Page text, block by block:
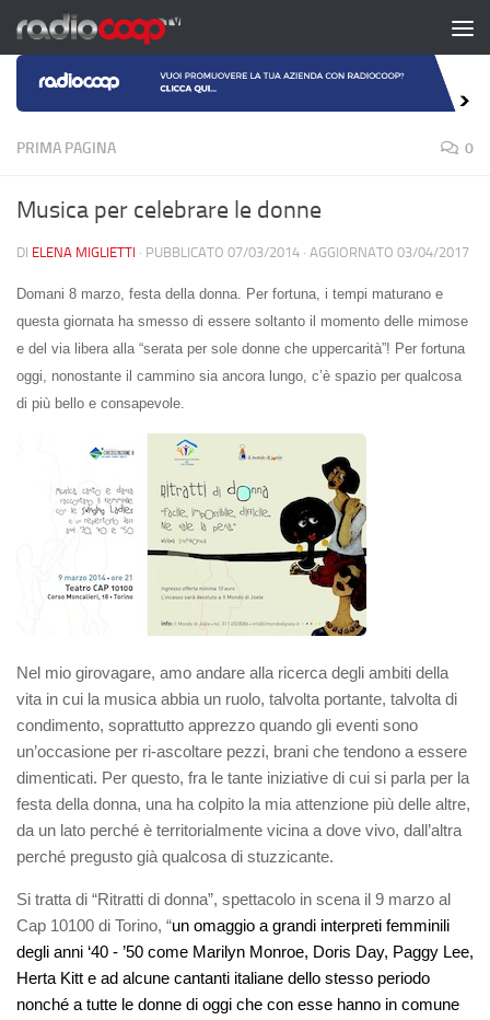
Salta al contenuto
PRIMA PAGINA 0
Musica per celebrare le donne
DI ELENA MIGLIETTI · PUBBLICATO 07/03/2014 · AGGIORNATO 03/04/2017
Domani 8 marzo, festa della donna. Per fortuna, i tempi maturano e
questa giornata ha smesso di essere soltanto il momento delle mimose
e del via libera alla “serata per sole donne che uppercarità”! Per fortuna
oggi, nonostante il cammino sia ancora lungo, c’è spazio per qualcosa
di più bello e consapevole.
Nel mio girovagare, amo andare alla ricerca degli ambiti della
vita in cui la musica abbia un ruolo, talvolta portante, talvolta di
condimento, soprattutto apprezzo quando gli eventi sono
un’occasione per ri-ascoltare pezzi, brani che tendono a essere
dimenticati. Per questo, fra le tante iniziative di cui si parla per la
festa della donna, una ha colpito la mia attenzione più delle altre,
da un lato perché è territorialmente vicina a dove vivo, dall’altra
perché pregusto già qualcosa di stuzzicante.
Si tratta di “Ritratti di donna”, spettacolo in scena il 9 marzo al
Cap 10100 di Torino, “un omaggio a grandi interpreti femminili
degli anni ‘40 ‐ ’50 come Marilyn Monroe, Doris Day, Paggy Lee,
Herta Kitt e ad alcune cantanti italiane dello stesso periodo
nonché a tutte le donne di oggi che con esse hanno in comune